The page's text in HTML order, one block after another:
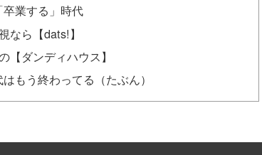
業する」時代
ら【dats!】
ダンディハウス】
もう終わってる（たぶん）